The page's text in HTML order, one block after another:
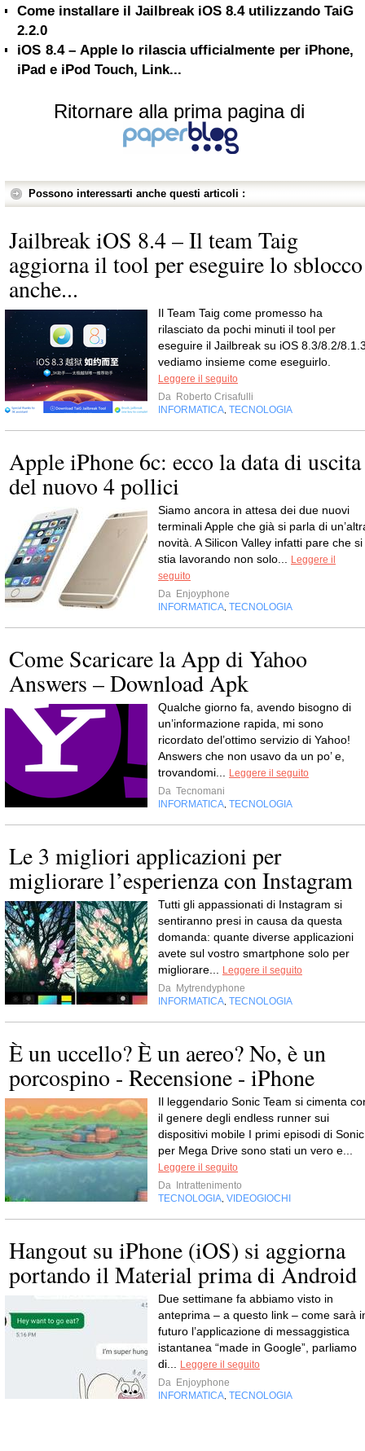
Come installare il Jailbreak iOS 8.4 utilizzando TaiG
2.2.0
iOS 8.4 – Apple lo rilascia ufficialmente per iPhone,
iPad e iPod Touch, Link...
Ritornare alla prima pagina di
Possono interessarti anche questi articoli :
Jailbreak iOS 8.4 – Il team Taig
aggiorna il tool per eseguire lo sblocco
anche...
Il Team Taig come promesso ha
rilasciato da pochi minuti il tool per
eseguire il Jailbreak su iOS 8.3/8.2/
vediamo insieme come eseguirlo.
Leggere il seguito
Da Roberto Crisafulli
INFORMATICA TECNOLOGIA
Apple iPhone 6c: ecco la data di uscita
del nuovo 4 pollici
Siamo ancora in attesa dei due nuovi
terminali Apple che già si parla di
novità. A Silicon Valley infatti pare che si
stia lavorando non solo...
Leggere il
seguito
Da Enjoyphone
INFORMATICA TECNOLOGIA
Come Scaricare la App di Yahoo
Answers – Download Apk
Qualche giorno fa, avendo bisogno di
un’informazione rapida, mi sono
ricordato del’ottimo servizio di Yahoo!
Answers che non usavo da un po’ e,
trovandomi...
Leggere il seguito
Da Tecnomani
INFORMATICA TECNOLOGIA
Le 3 migliori applicazioni per
migliorare l’esperienza con Instagram
Tutti gli appassionati di Instagram si
sentiranno presi in causa da questa
domanda: quante diverse applicazioni
avete sul vostro smartphone solo per
migliorare...
Leggere il seguito
Da Mytrendyphone
INFORMATICA TECNOLOGIA
È un uccello? È un aereo? No, è un
porcospino - Recensione - iPhone
Il leggendario Sonic Team si cimenta
il genere degli endless runner sui
dispositivi mobile I primi episodi di Sonic
per Mega Drive sono stati un vero e...
Leggere il seguito
Da
Intrattenimento
TECNOLOGIA VIDEOGIOCHI
Hangout su iPhone (iOS) si aggiorna
portando il Material prima di Android
Due settimane fa abbiamo visto in
anteprima – a questo link – come sarà
futuro l’applicazione di messaggistica
istantanea “made in Google”, parliamo
di...
Leggere il seguito
Da Enjoyphone
INFORMATICA TECNOLOGIA